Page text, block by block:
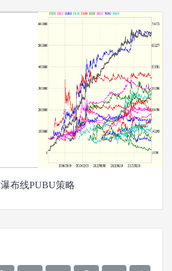
瀑布线PUBU策略